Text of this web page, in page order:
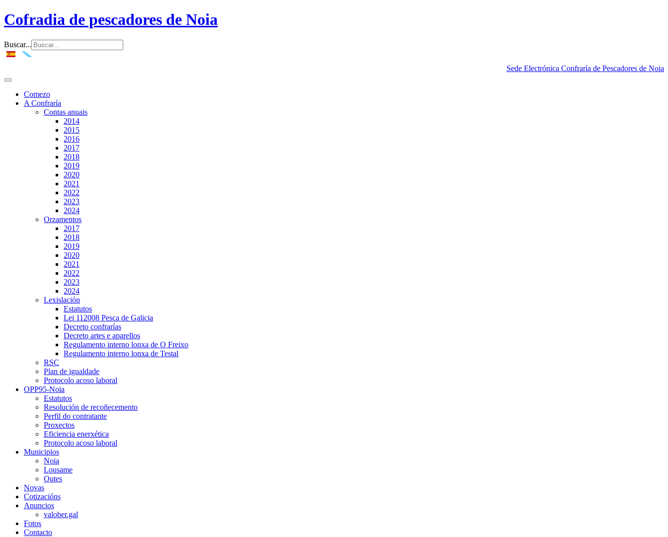
Cofradia de pescadores de Noia
Buscar...
Sede Electrónica Confraría de Pescadores de Noia
Comezo
A Confraría
Contas anuais
2014
2015
2016
2017
2018
2019
2020
2021
2022
2023
2024
Orzamentos
2017
2018
2019
2020
2021
2022
2023
2024
Lexislación
Estatutos
Lei 112008 Pesca de Galicia
Decreto confrarías
Decreto artes e aparellos
Regulamento interno lonxa de O Freixo
Regulamento interno lonxa de Testal
RSC
Plan de igualdade
Protocolo acoso laboral
OPP95-Noia
Estatutos
Resolución de recoñecemento
Perfil do contratante
Proxectos
Eficiencia enerxética
Protocolo acoso laboral
Municipios
Noia
Lousame
Outes
Novas
Cotizacións
Anuncios
valober.gal
Fotos
Contacto